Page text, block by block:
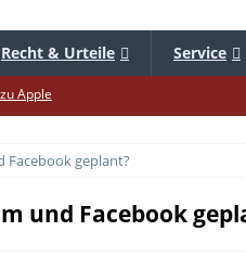
Recht & Urteile Service
Apple
sind unzulässig
morgen
Facebook geplant?
und Facebook